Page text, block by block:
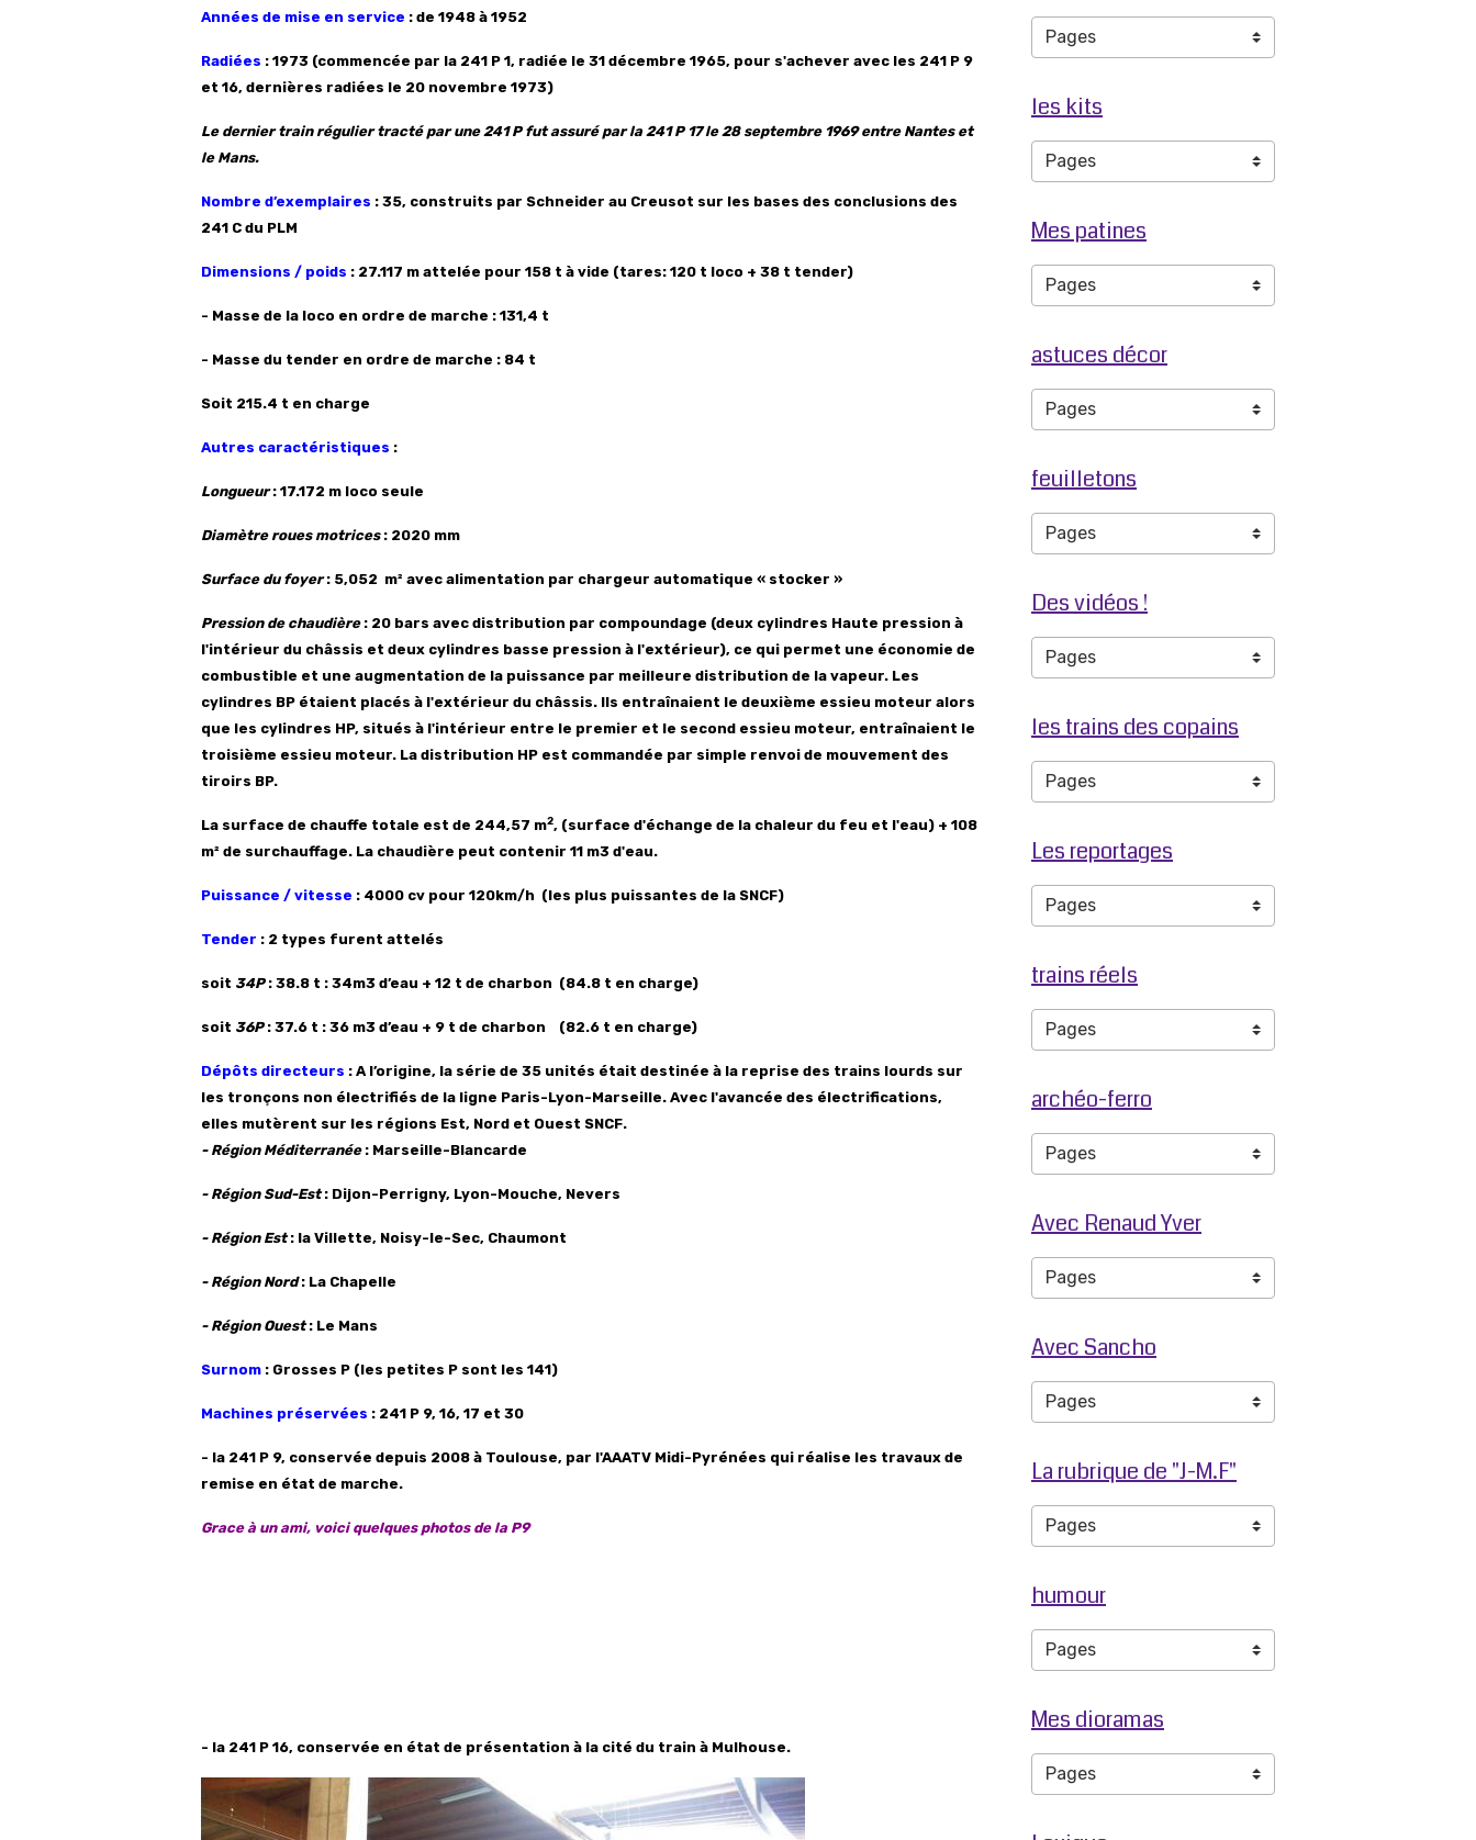
Années de mise en service : de 1948 à 1952
Radiées : 1973 (commencée par la 241 P 1, radiée le 31 décembre 1965, pour s'achever avec les 241 P 9
et 16, dernières radiées le 20 novembre 1973)
Le dernier train régulier tracté par une 241 P fut assuré par la 241 P 17 le 28 septembre 1969 entre Nantes et
le Mans.
Nombre d’exemplaires : 35, construits par Schneider au Creusot sur les bases des conclusions des
241 C du PLM
Dimensions / poids : 27.117 m attelée pour 158 t à vide (tares: 120 t loco + 38 t tender)
- Masse de la loco en ordre de marche : 131,4 t
- Masse du tender en ordre de marche : 84 t
Soit 215.4 t en charge
Autres caractéristiques :
Longueur: 17.172 m loco seule
Diamètre roues motrices: 2020 mm
Surface du foyer: 5,052 m² avec alimentation par chargeur automatique « stocker »
Pression de chaudière: 20 bars avec distribution par compoundage (deux cylindres Haute pression à
l'intérieur du châssis et deux cylindres basse pression à l'extérieur), ce qui permet une économie de
combustible et une augmentation de la puissance par meilleure distribution de la vapeur. Les
cylindres BP étaient placés à l'extérieur du châssis. Ils entraînaient le deuxième essieu moteur alors
que les cylindres HP, situés à l'intérieur entre le premier et le second essieu moteur, entraînaient le
troisième essieu moteur. La distribution HP est commandée par simple renvoi de mouvement des
tiroirs BP.
La surface de chauffe totale est de 244,57 m2, (surface d'échange de la chaleur du feu et l'eau) + 108
m² de surchauffage. La chaudière peut contenir 11 m3 d'eau.
Puissance / vitesse : 4000 cv pour 120km/h (les plus puissantes de la SNCF)
Tender : 2 types furent attelés
soit 34P: 38.8 t : 34m3 d’eau + 12 t de charbon (84.8 t en charge)
soit 36P: 37.6 t : 36 m3 d’eau + 9 t de charbon (82.6 t en charge)
Dépôts directeurs : A l’origine, la série de 35 unités était destinée à la reprise des trains lourds sur
les tronçons non électrifiés de la ligne Paris-Lyon-Marseille. Avec l'avancée des électrifications,
elles mutèrent sur les régions Est, Nord et Ouest SNCF.
- Région Méditerranée: Marseille-Blancarde
- Région Sud-Est: Dijon-Perrigny, Lyon-Mouche, Nevers
- Région Est: la Villette, Noisy-le-Sec, Chaumont
- Région Nord: La Chapelle
- Région Ouest: Le Mans
Surnom : Grosses P (les petites P sont les 141)
Machines préservées : 241 P 9, 16, 17 et 30
- la 241 P 9, conservée depuis 2008 à Toulouse, par l'AAATV Midi-Pyrénées qui réalise les travaux de
remise en état de marche.
Grace à un ami, voici quelques photos de la P9
- la 241 P 16, conservée en état de présentation à la cité du train à Mulhouse.
les kits
Mes patines
astuces décor
feuilletons
Des vidéos !
les trains des copains
Les reportages
trains réels
archéo-ferro
Avec Renaud Yver
Avec Sancho
La rubrique de "J-M.F"
humour
Mes dioramas